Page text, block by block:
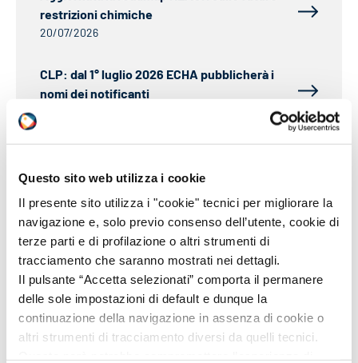
Questo sito web utilizza i cookie
Il presente sito utilizza i "cookie" tecnici per migliorare la
navigazione e, solo previo consenso dell’utente, cookie di
terze parti e di profilazione o altri strumenti di
tracciamento che saranno mostrati nei dettagli.
Il pulsante “Accetta selezionati” comporta il permanere
delle sole impostazioni di default e dunque la
continuazione della navigazione in assenza di cookie o
altri strumenti di tracciamento diversi da quelli tecnici.
restrizioni chimiche
20/07/2026
CLP: dal 1° luglio 2026 ECHA pubblicherà i
nomi dei notificanti
piombo e di manufatti contenenti piombo
Altre Normative Vedi tutti
ADR ALTRE ARTICOLI BIOCIDI